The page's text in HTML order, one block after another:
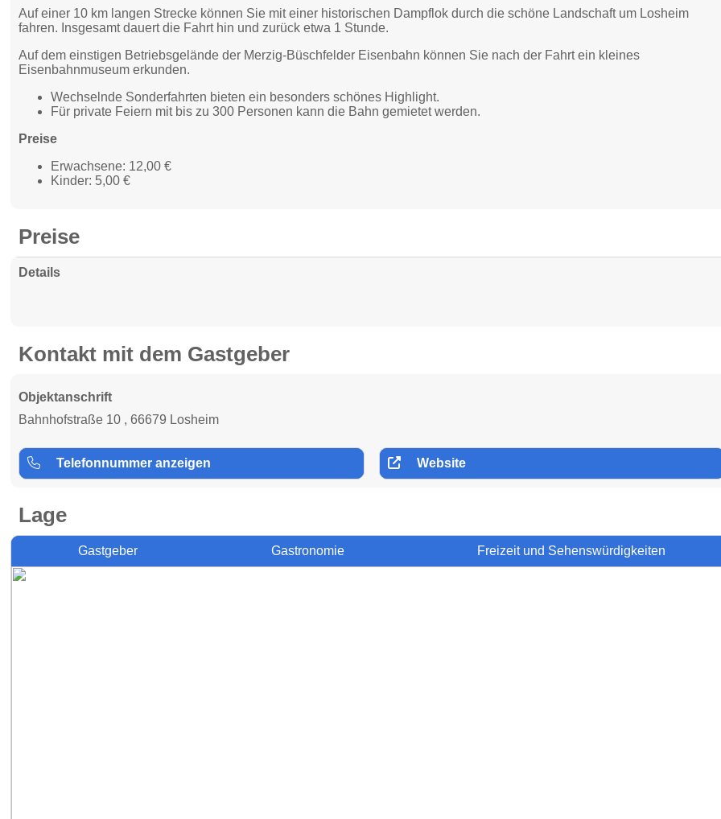
Auf einer 10 km langen Strecke können Sie mit einer historischen Dampflok durch die schöne Landschaft um Losheim
fahren. Insgesamt dauert die Fahrt hin und zurück etwa 1 Stunde.
Auf dem einstigen Betriebsgelände der Merzig-Büschfelder Eisenbahn können Sie nach der Fahrt ein kleines
Eisenbahnmuseum erkunden.
Wechselnde Sonderfahrten bieten ein besonders schönes Highlight.
Für private Feiern mit bis zu 300 Personen kann die Bahn gemietet werden.
Preise
Erwachsene: 12,00 €
Kinder: 5,00 €
Preise
Details
Kontakt mit dem Gastgeber
Objektanschrift
Bahnhofstraße 10 , 66679 Losheim
Telefonnummer anzeigen Website
Lage
Gastgeber Gastronomie Freizeit und Sehenswürdigkeiten